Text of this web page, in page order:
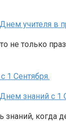
учителя в
не только
знаний с 1
знаний, когда